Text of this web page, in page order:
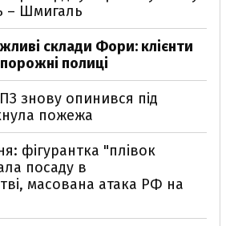
– Шмигаль
склади Фори: клієнти
полиці
знову опинився під
пожежа
фігурантка "плівок
посаду в
масована атака РФ на